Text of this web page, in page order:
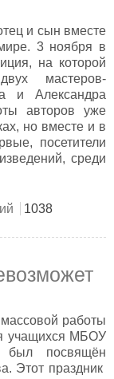
и сын вместе
3 ноября в
на которой
мастеров-
и Александра
авторов уже
но вместе и в
посетители
среди
1038
работы
учащихся МБОУ
посвящён
Этот праздник